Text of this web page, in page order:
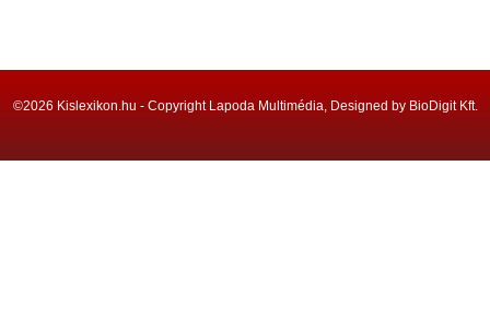
©2026 Kislexikon.hu - Copyright Lapoda Multimédia, Designed by BioDigit Kft.